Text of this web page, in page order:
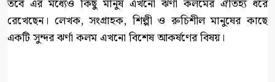
তবে এর মধ্যেও কিছু মানুষ এখনো ঝর্ণা কলমের ঐতিহ্য ধরে
রেখেছেন। লেখক, সংগ্রাহক, শিল্পী ও রুচিশীল মানুষের কাছে
একটি সুন্দর ঝর্ণা কলম এখনো বিশেষ আকর্ষণের বিষয়।